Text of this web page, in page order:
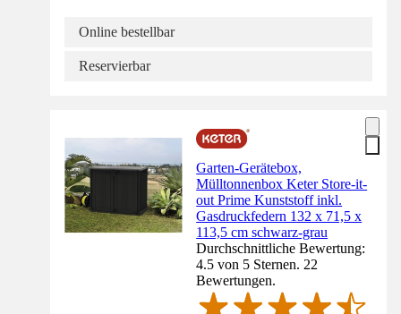
Online bestellbar
Reservierbar
Garten-Gerätebox,
Mülltonnenbox Keter Store-it-
out Prime Kunststoff inkl.
Gasdruckfedern 132 x 71,5 x
113,5 cm schwarz-grau
Durchschnittliche Bewertung:
4.5 von 5 Sternen. 22
Bewertungen.